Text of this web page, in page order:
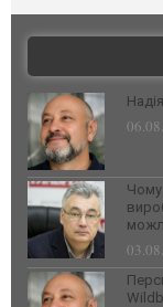
Чому